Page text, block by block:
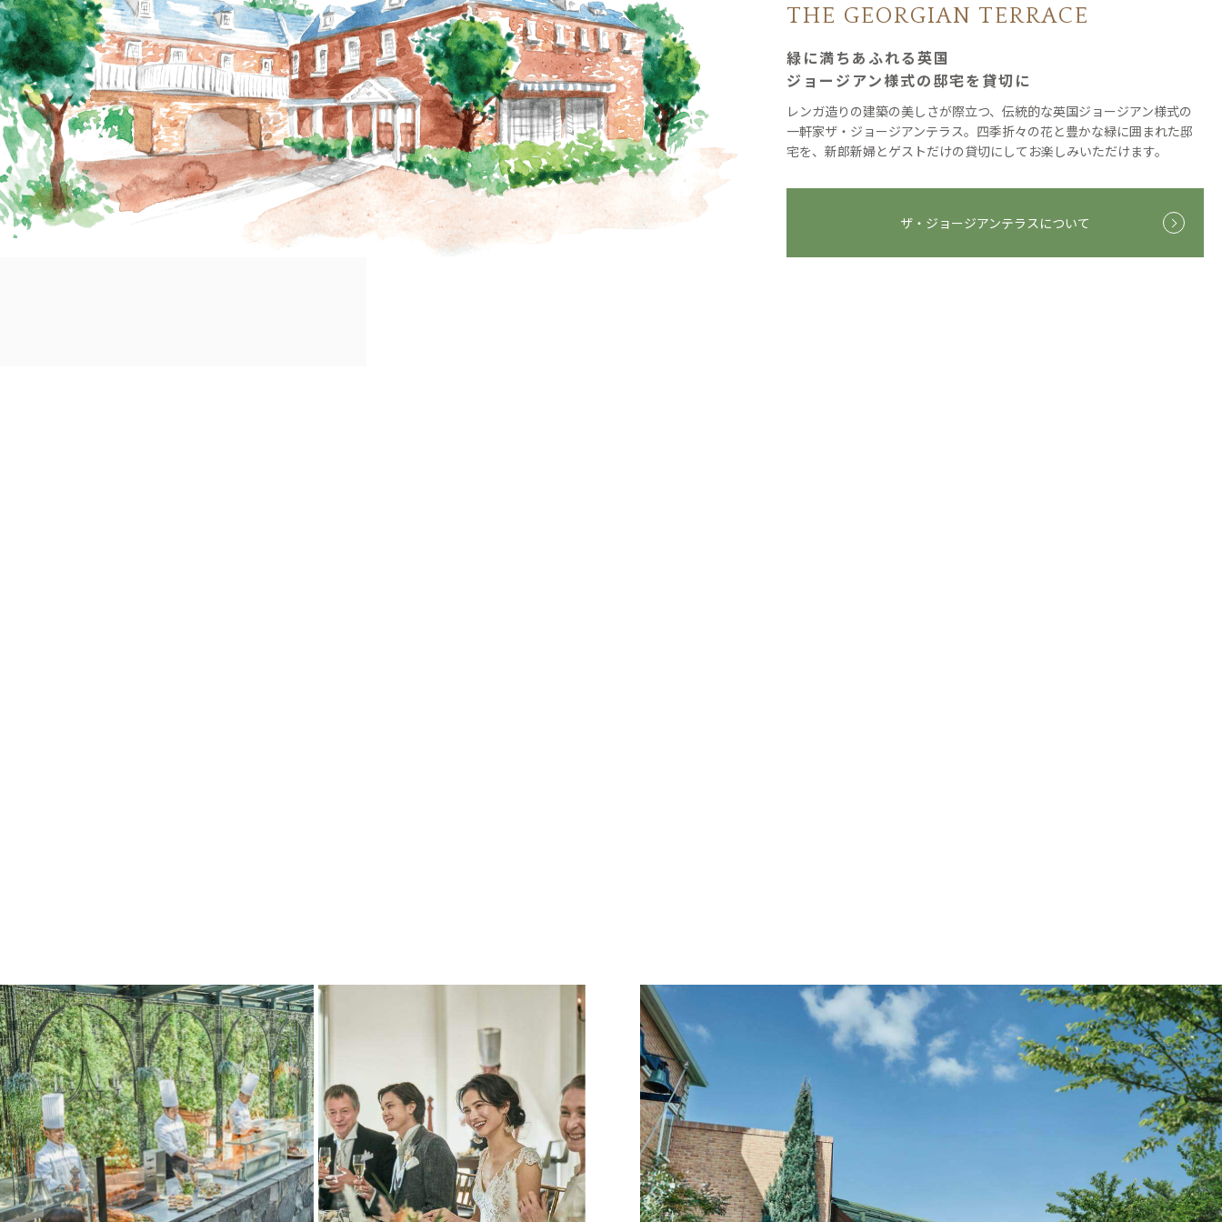
THE GEORGIAN TERRACE
緑に満ちあふれる英国
ジョージアン様式の邸宅を貸切に
レンガ造りの建築の美しさが際立つ、伝統的な英国ジョージアン様式の
一軒家ザ・ジョージアンテラス。四季折々の花と豊かな緑に囲まれた邸
宅を、新郎新婦とゲストだけの貸切にしてお楽しみいただけます。
ザ・ジョージアンテラスについて